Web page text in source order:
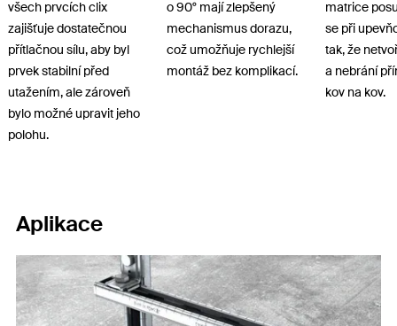
všech prvcích clix
zajišťuje dostatečnou
přítlačnou sílu, aby byl
prvek stabilní před
utažením, ale zároveň
bylo možné upravit jeho
polohu.
o 90° mají zlepšený
mechanismus dorazu,
což umožňuje rychlejší
montáž bez komplikací.
matrice
se při
tak, že
a nebrání
kov na kov.
Aplikace